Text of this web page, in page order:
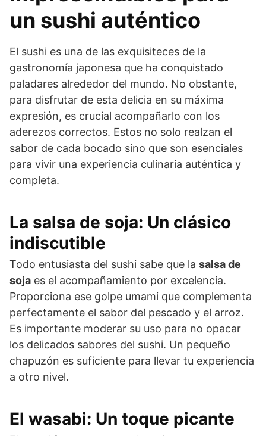
un sushi auténtico
El sushi es una de las exquisiteces de la
gastronomía japonesa que ha conquistado
paladares alrededor del mundo. No obstante,
para disfrutar de esta delicia en su máxima
expresión, es crucial acompañarlo con los
aderezos correctos. Estos no solo realzan el
sabor de cada bocado sino que son esenciales
para vivir una experiencia culinaria auténtica y
completa.
La salsa de soja: Un clásico
indiscutible
Todo entusiasta del sushi sabe que la salsa de
soja es el acompañamiento por excelencia.
Proporciona ese golpe umami que complementa
perfectamente el sabor del pescado y el arroz.
Es importante moderar su uso para no opacar
los delicados sabores del sushi. Un pequeño
chapuzón es suficiente para llevar tu experiencia
a otro nivel.
El wasabi: Un toque picante